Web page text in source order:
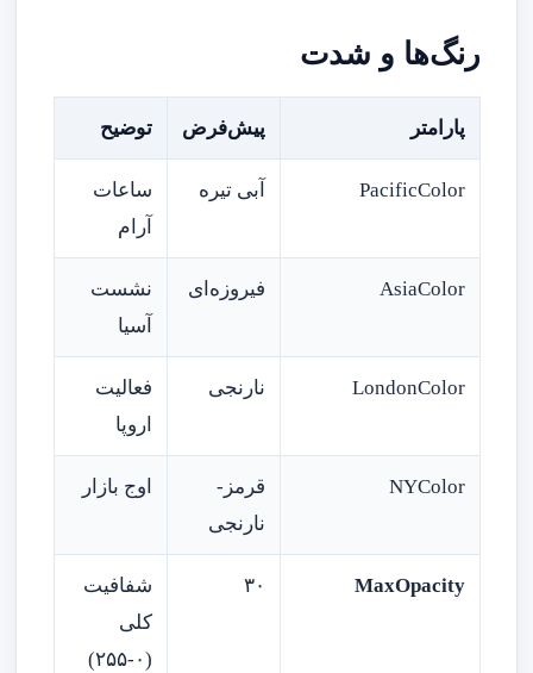
رنگ‌ها و شدت
پارامتر پیش‌فرض توضیح
PacificColor آبی تیره
ساعات
آرام
AsiaColor فیروزه‌ای
نشست
آسیا
LondonColor نارنجی
فعالیت
اروپا
NYColor
قرمز-
نارنجی
اوج بازار
MaxOpacity ۳۰
شفافیت
کلی
(۰-۲۵۵)